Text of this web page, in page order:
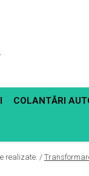
COLANTĂRI
realizate. /